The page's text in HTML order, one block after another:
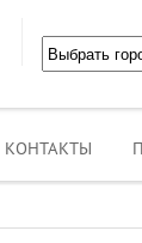
КОНТАКТЫ